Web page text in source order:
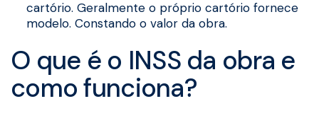
cartório. Geralmente o próprio cartório fornece
modelo. Constando o valor da obra.
O que é o INSS da obra e
como funciona?